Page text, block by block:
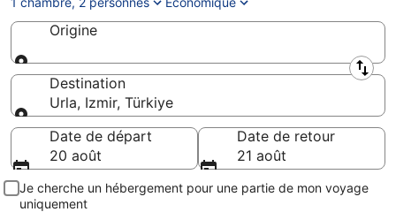
Origine
Origine
Destination
Urla, Izmir, Türkiye
Destination
Date de départ
20 août
Date de retour
21 août
Je cherche un hébergement pour une partie de mon voyage
uniquement